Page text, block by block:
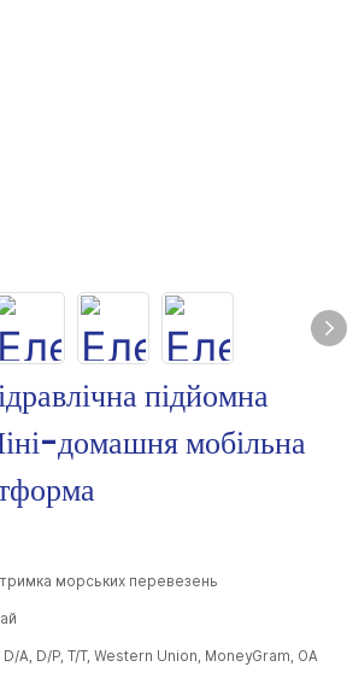
підйомна
домашня мобільна
морських перевезень
D/A, D/P, T/T, Western Union, MoneyGram, OA